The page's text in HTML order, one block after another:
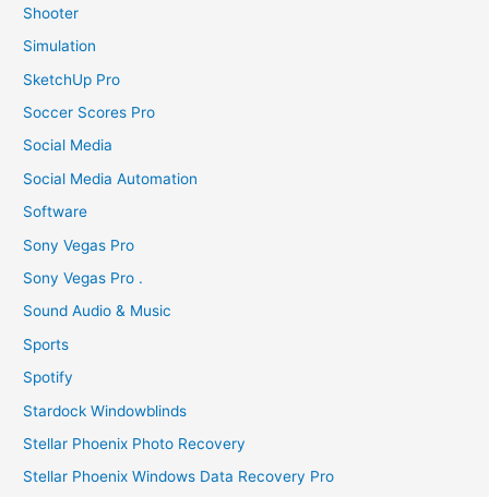
Shooter
Simulation
SketchUp Pro
Soccer Scores Pro
Social Media
Social Media Automation
Software
Sony Vegas Pro
Sony Vegas Pro .
Sound Audio & Music
Sports
Spotify
Stardock Windowblinds
Stellar Phoenix Photo Recovery
Stellar Phoenix Windows Data Recovery Pro